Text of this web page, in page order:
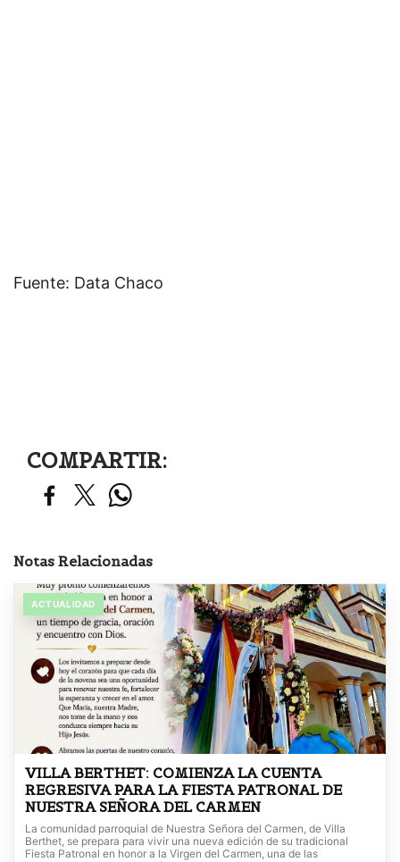
Fuente: Data Chaco
COMPARTIR:
Notas Relacionadas
ACTUALIDAD
VILLA BERTHET: COMIENZA LA CUENTA
REGRESIVA PARA LA FIESTA PATRONAL DE
NUESTRA SEÑORA DEL CARMEN
La comunidad parroquial de Nuestra Señora del Carmen, de Villa
Berthet, se prepara para vivir una nueva edición de su tradicional
Fiesta Patronal en honor a la Virgen del Carmen, una de las